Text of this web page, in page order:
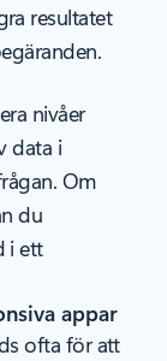
resultatet
nivåer
data i
Om
du
i ett
appar
ofta för att